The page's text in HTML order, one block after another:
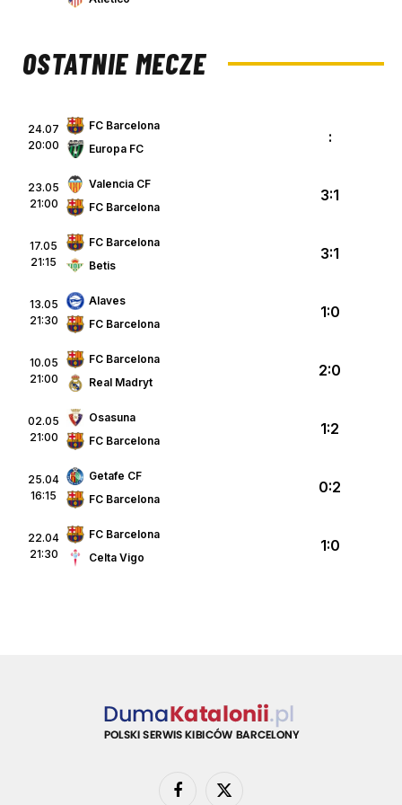
OSTATNIE MECZE
24.07
20:00
FC Barcelona
Europa FC
:
23.05
21:00
Valencia CF
FC Barcelona
3:1
17.05
21:15
FC Barcelona
Betis
3:1
13.05
21:30
Alaves
FC Barcelona
1:0
10.05
21:00
FC Barcelona
Real Madryt
2:0
02.05
21:00
Osasuna
FC Barcelona
1:2
25.04
16:15
Getafe CF
FC Barcelona
0:2
22.04
21:30
FC Barcelona
Celta Vigo
1:0
Facebook
X